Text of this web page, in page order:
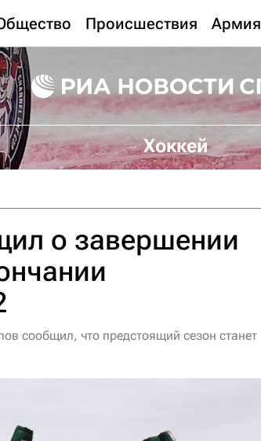
Происшествия Армия
Хоккей
о завершении
сообщил, что предстоящий сезон станет